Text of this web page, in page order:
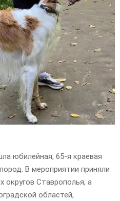
юбилейная, 65-я краевая
В мероприятии приняли
округов Ставрополья, а
областей,